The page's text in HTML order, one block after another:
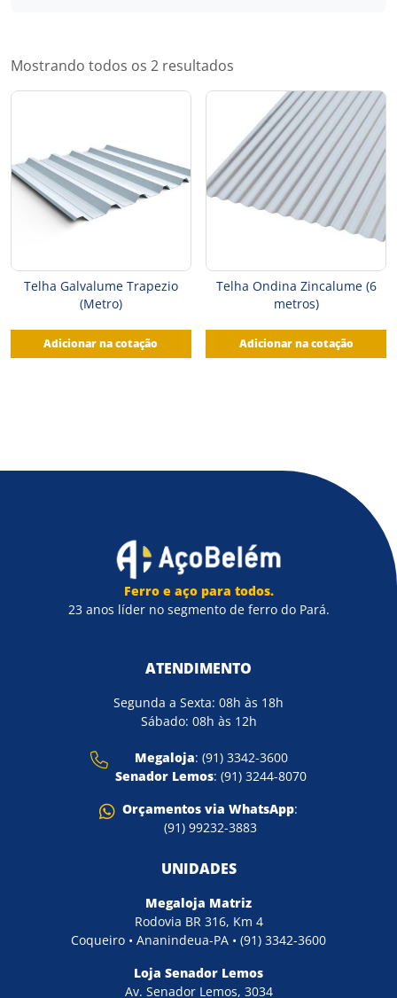
Mostrando todos os 2 resultados
Telha Galvalume Trapezio
(Metro)
Adicionar na cotação
Telha Ondina Zincalume (6
metros)
Adicionar na cotação
Ferro e aço para todos.
23 anos líder no segmento de ferro do Pará.
ATENDIMENTO
Segunda a Sexta: 08h às 18h
Sábado: 08h às 12h
Megaloja: (91) 3342-3600
Senador Lemos: (91) 3244-8070
Orçamentos via WhatsApp:
(91) 99232-3883
UNIDADES
Megaloja Matriz
Rodovia BR 316, Km 4
Coqueiro • Ananindeua-PA • (91) 3342-3600
Loja Senador Lemos
Av. Senador Lemos, 3034